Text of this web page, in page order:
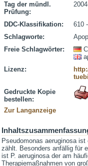
Tag der mündl.
Prüfung:
DDC-Klassifikation:
610
Schlagworte:
Freie Schlagwörter:
Lizenz:
Gedruckte Kopie
bestellen:
Zur Langanzeige
Pseudomonas aeruginosa
zählt. Besonders anfällig für
ist P. aeruginosa der am
Therapiemaßnahmen von